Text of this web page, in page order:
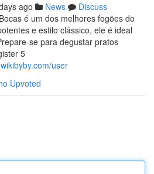
ago News
Discuss
é um dos melhores fogões do
e estilo clássico, ele é ideal
se para degustar pratos
5
user
Upvoted